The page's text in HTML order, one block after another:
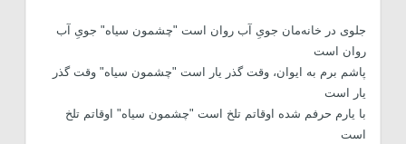
جلوی در خانه‌مان جویِ آب روان است "چشمون سیاه" جویِ آب
روان است
پاشم برم به ایوان، وقت گذر یار است "چشمون سیاه" وقت گذر
یار است
با یارم حرفم شده اوقاتم تلخ است "چشمون سیاه" اوقاتم تلخ
است